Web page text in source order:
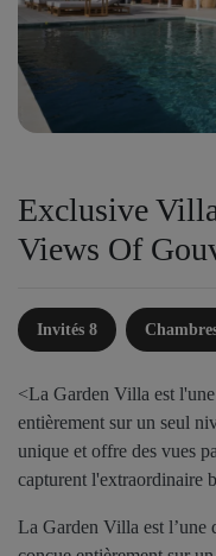
Exclusive
Views Of
Invités 8
<La Garden Villa est
entièrement sur un seul
unique et offre des vues
capturent l'extraordinaire
La Garden Villa est l’une